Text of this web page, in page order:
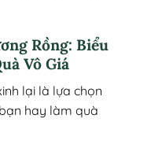
Rồng: Biểu
Vô Giá
lại là lựa chọn
hay làm quà